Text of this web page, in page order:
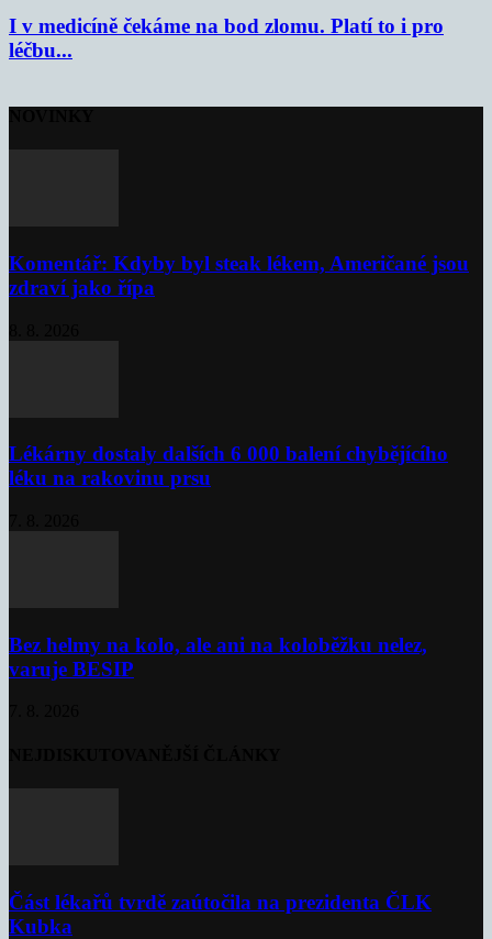
I v medicíně čekáme na bod zlomu. Platí to i pro
léčbu...
Komentář: Kdyby byl steak lékem, Američané jsou
zdraví jako řípa
Lékárny dostaly dalších 6 000 balení chybějícího
léku na rakovinu prsu
Bez helmy na kolo, ale ani na koloběžku nelez,
varuje BESIP
Část lékařů tvrdě zaútočila na prezidenta ČLK
Kubka